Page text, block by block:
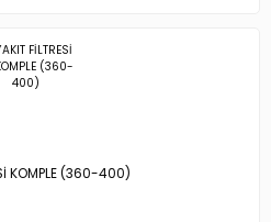
KOMPLE (360-400)